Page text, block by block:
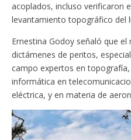
acoplados, incluso verificaron
levantamiento topográfico del
Ernestina Godoy señaló que
dictámenes de peritos,
campo expertos en
informática en
eléctrica, y en materia de